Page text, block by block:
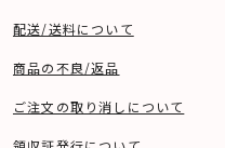
配送/送料について
商品の不良/返品
ご注文の取り消しについて